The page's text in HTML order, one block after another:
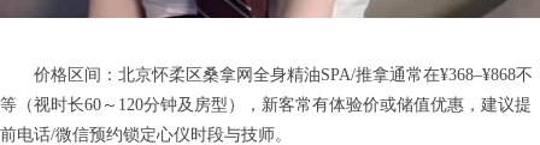
价格区间：北京怀柔区桑拿网全身精油SPA/推拿通常在¥368–¥868不
等（视时长60～120分钟及房型），新客常有体验价或储值优惠，建议提
前电话/微信预约锁定心仪时段与技师。